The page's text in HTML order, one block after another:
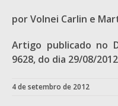
por Volnei Carlin e
Artigo publicado no
9628, do dia 29/08/
4 de setembro de 2012